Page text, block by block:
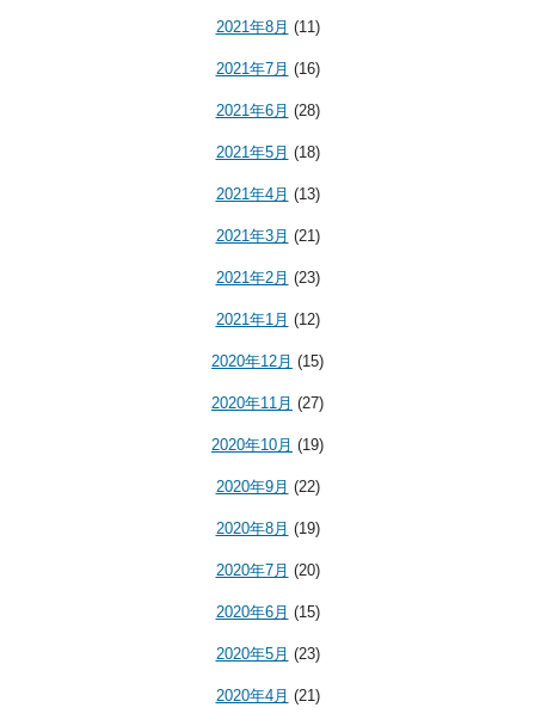
2021年8月 (11)
2021年7月 (16)
2021年6月 (28)
2021年5月 (18)
2021年4月 (13)
2021年3月 (21)
2021年2月 (23)
2021年1月 (12)
2020年12月 (15)
2020年11月 (27)
2020年10月 (19)
2020年9月 (22)
2020年8月 (19)
2020年7月 (20)
2020年6月 (15)
2020年5月 (23)
2020年4月 (21)